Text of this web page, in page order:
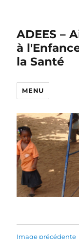
ADEES –
à
la Santé
MENU
Image précédente